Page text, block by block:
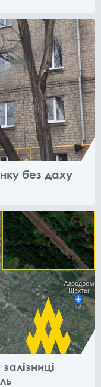
без даху